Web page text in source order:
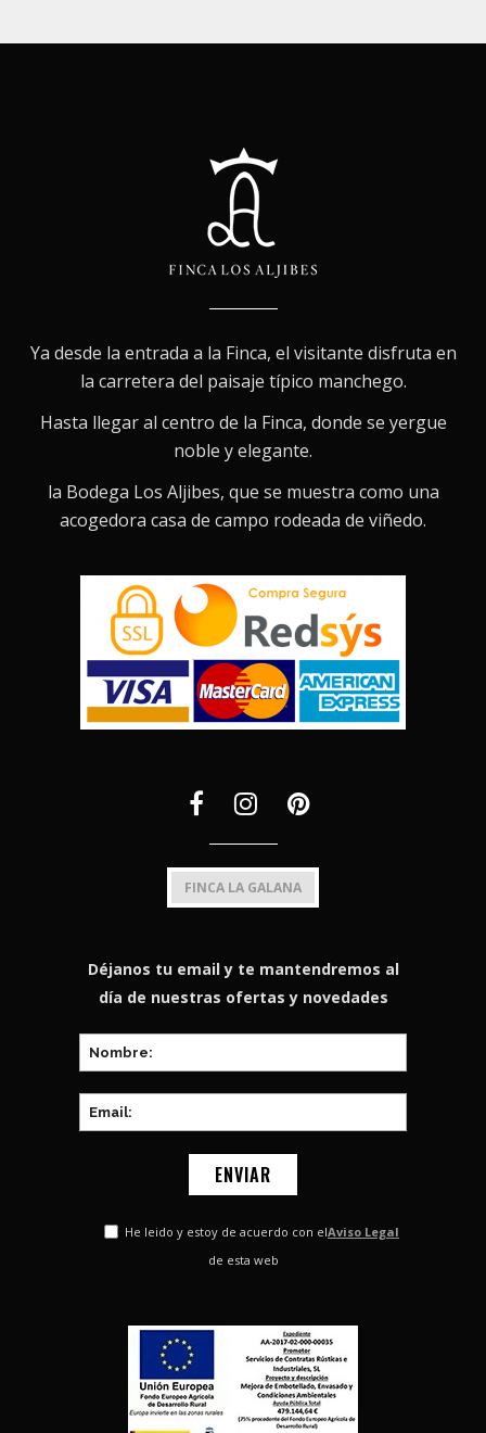
Ya desde la entrada a la Finca, el visitante disfruta en
la carretera del paisaje típico manchego.
Hasta llegar al centro de la Finca, donde se yergue
noble y elegante.
la Bodega Los Aljibes, que se muestra como una
acogedora casa de campo rodeada de viñedo.
FINCA LA GALANA
Déjanos tu email y te mantendremos al
día de nuestras ofertas y novedades
He leido y estoy de acuerdo con elAviso Legal
de esta web